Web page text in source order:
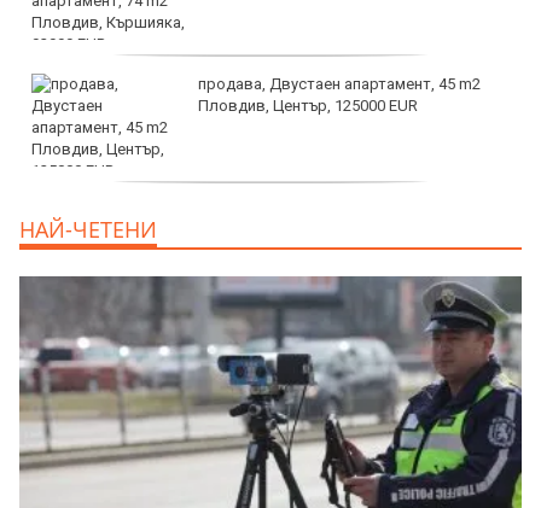
продава, Двустаен апартамент, 45 m2
Пловдив, Център, 125000 EUR
НАЙ-ЧЕТЕНИ